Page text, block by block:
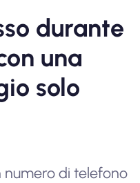
durante
una
solo
numero di telefono